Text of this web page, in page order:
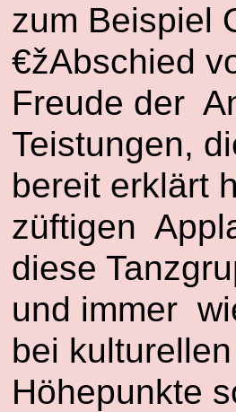
zum Beispiel
€žAbschied
Freude der
Teistungen,
bereit erklärt
züftigen
diese
und immer
bei
Höhepunkte